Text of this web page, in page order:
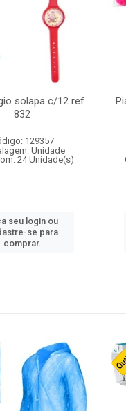
solapa c/12 ref
832
129357
Unidade
24 Unidade(s)
seu login ou
se para
comprar.